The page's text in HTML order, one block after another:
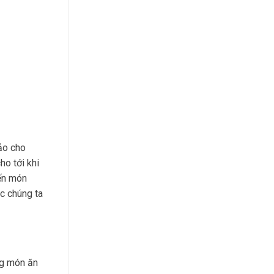
cho
tới khi
món
chúng ta
món ăn